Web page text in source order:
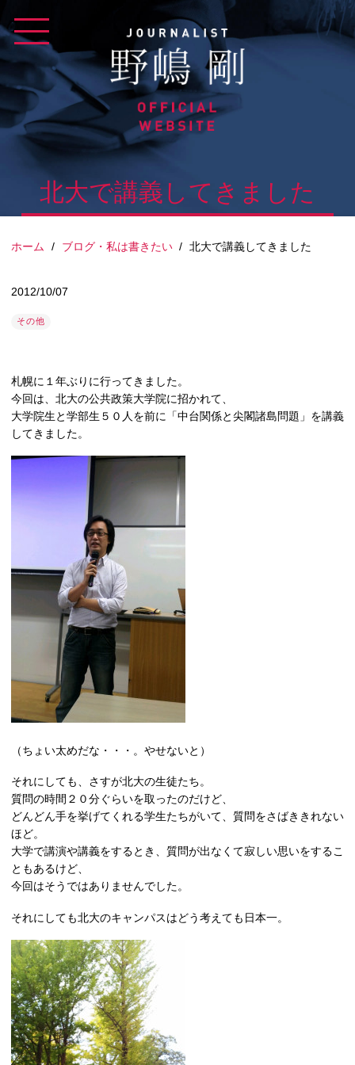
to
content
北大で講義してきました
ホーム / ブログ・私は書きたい / 北大で講義してきました
2012/10/07
その他
札幌に１年ぶりに行ってきました。
今回は、北大の公共政策大学院に招かれて、
大学院生と学部生５０人を前に「中台関係と尖閣諸島問題」を講義
してきました。
（ちょい太めだな・・・。やせないと）
それにしても、さすが北大の生徒たち。
質問の時間２０分ぐらいを取ったのだけど、
どんどん手を挙げてくれる学生たちがいて、質問をさばききれない
ほど。
大学で講演や講義をするとき、質問が出なくて寂しい思いをするこ
ともあるけど、
今回はそうではありませんでした。
それにしても北大のキャンパスはどう考えても日本一。